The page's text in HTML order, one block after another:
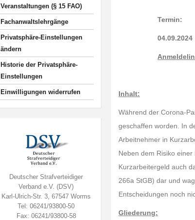
Veranstaltungen (§ 15 FAO)
Fachanwaltslehrgänge
Privatsphäre-Einstellungen
ändern
Historie der Privatsphäre-
Einstellungen
Einwilligungen widerrufen
Deutscher Strafverteidiger
Verband e.V. (DSV)
Karl-Ulrich-Str. 3, 67547 Worms
Tel: 06241/93800-50
Fax: 06241/93800-58
Termin:
Inhalt:
Während der Corona-
geschaffen worden. In
Arbeitnehmer in
Neben dem Risiko
Kurzarbeitergeld auch
266a StGB) dar und
Entscheidungen noch
Gliederung: